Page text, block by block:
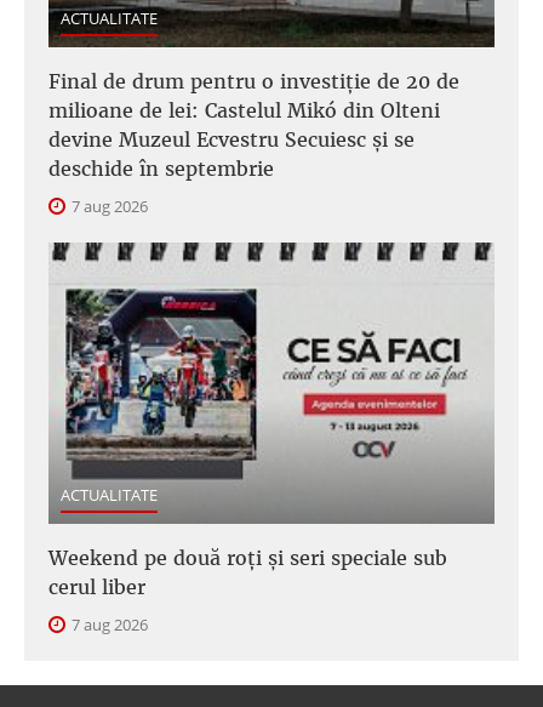
ACTUALITATE
Final de drum pentru o investiție de 20 de
milioane de lei: Castelul Mikó din Olteni
devine Muzeul Ecvestru Secuiesc și se
deschide în septembrie
7 aug 2026
ACTUALITATE
Weekend pe două roți și seri speciale sub
cerul liber
7 aug 2026